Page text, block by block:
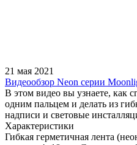
21 мая 2021
Видеообзор Neon серии
В этом видео вы узнаете, как
одним пальцем и делать из
надписи и световые
Характеристики
Гибкая герметичная лента